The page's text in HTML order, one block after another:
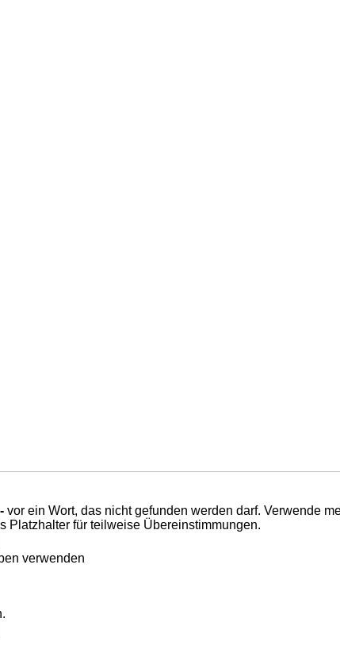
- vor ein Wort, das nicht gefunden werden darf. Verwende
Platzhalter für teilweise Übereinstimmungen.
verwenden